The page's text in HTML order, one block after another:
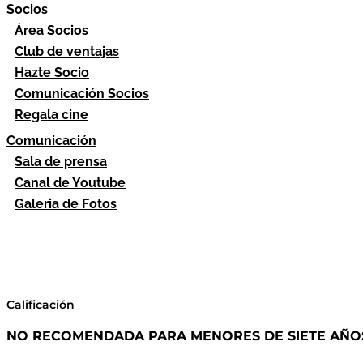
Socios
Área Socios
Club de ventajas
Hazte Socio
Comunicación Socios
Regala cine
Comunicación
Sala de prensa
Canal de Youtube
Galeria de Fotos
Calificación
NO RECOMENDADA PARA MENORES DE SIETE